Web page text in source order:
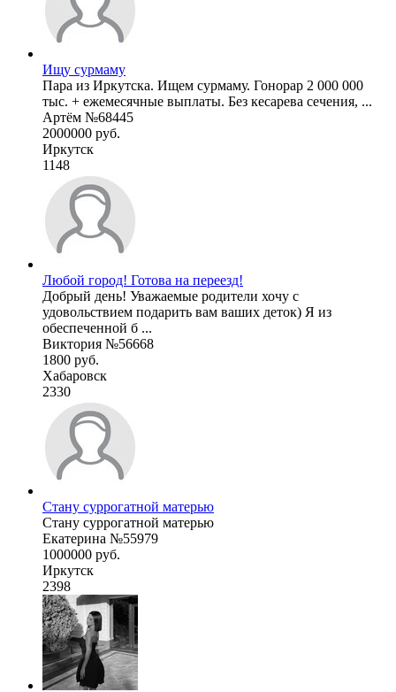
Ищу сурмаму
Пара из Иркутска. Ищем сурмаму. Гонорар 2 000 000
тыс. + ежемесячные выплаты. Без кесарева сечения, ...
Артём №68445
2000000 руб.
Иркутск
1148
Любой город! Готова на переезд!
Добрый день! Уважаемые родители хочу с
удовольствием подарить вам ваших деток) Я из
обеспеченной б ...
Виктория №56668
1800 руб.
Хабаровск
2330
Стану суррогатной матерью
Стану суррогатной матерью
Екатерина №55979
1000000 руб.
Иркутск
2398